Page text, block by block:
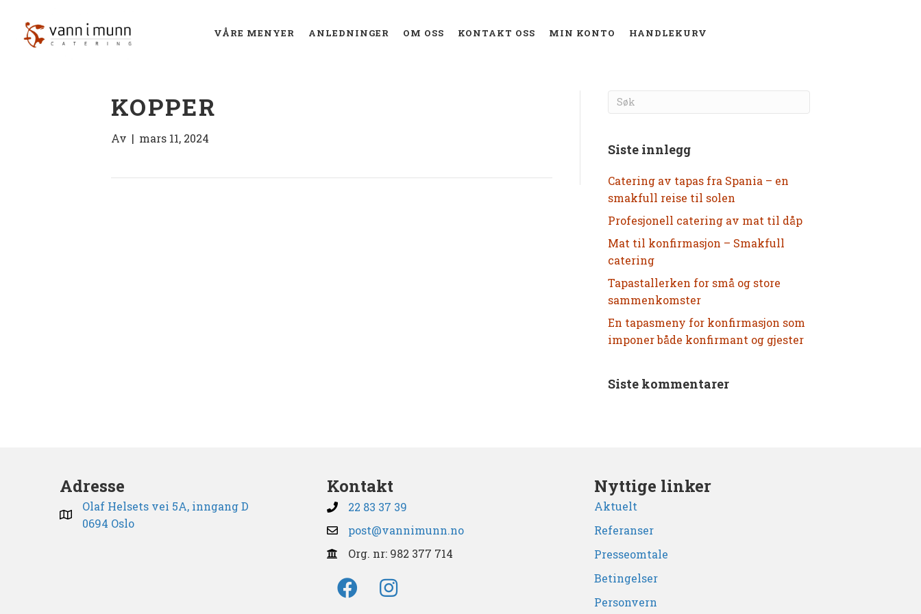
VÅRE MENYER ANLEDNINGER OM OSS KONTAKT OSS MIN KONTO HANDLEKURV
KOPPER
Av | mars 11, 2024
Siste innlegg
Catering av tapas fra Spania – en
smakfull reise til solen
Profesjonell catering av mat til dåp
Mat til konfirmasjon – Smakfull
catering
Tapastallerken for små og store
sammenkomster
En tapasmeny for konfirmasjon som
imponer både konfirmant og gjester
Siste kommentarer
Adresse
Olaf Helsets vei 5A, inngang D
0694 Oslo
Kontakt
22 83 37 39
post@vannimunn.no
Org. nr: 982 377 714
Nyttige linker
Aktuelt
Referanser
Presseomtale
Betingelser
Personvern